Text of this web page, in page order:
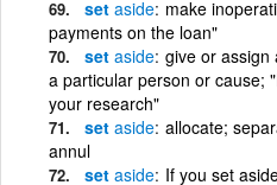
set aside make
payments on the loan"
set aside give or assign
a particular person or cause;
your research"
set aside allocate;
annul
set aside If you set